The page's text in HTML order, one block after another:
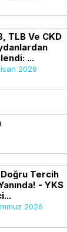
TLB Ve CKD
...
2026
Tercih
- YKS
2026